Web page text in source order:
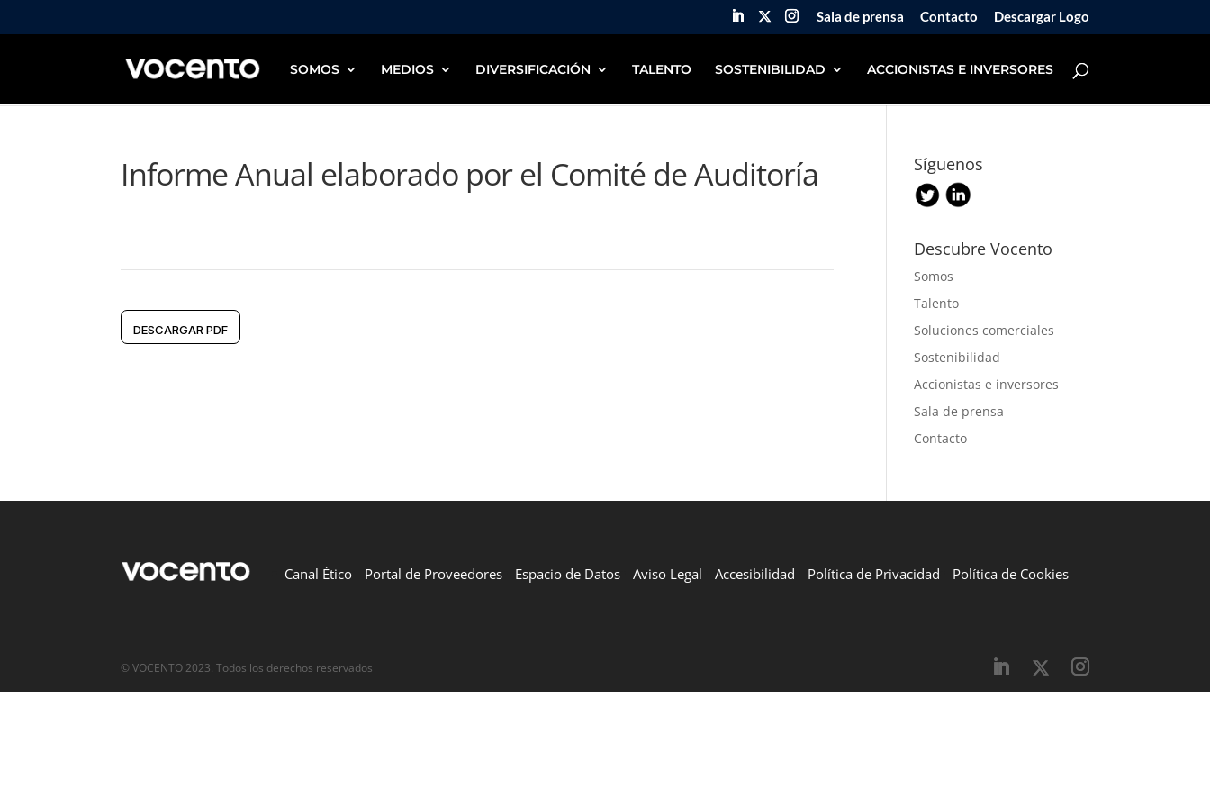
Sala de prensa Contacto Descargar Logo
SOMOS MEDIOS DIVERSIFICACIÓN TALENTO SOSTENIBILIDAD ACCIONISTAS E INVERSORES
Informe Anual elaborado por el Comité de Auditoría
DESCARGAR PDF
Síguenos
Descubre Vocento
Somos
Talento
Soluciones comerciales
Sostenibilidad
Accionistas e inversores
Sala de prensa
Contacto
Canal Ético Portal de Proveedores Espacio de Datos Aviso Legal Accesibilidad Política de Privacidad Política de Cookies
© VOCENTO 2023. Todos los derechos reservados